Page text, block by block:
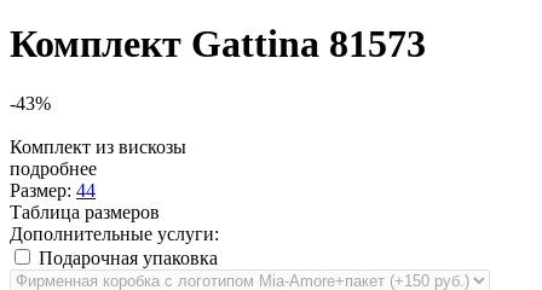
Комплект Gattina 81573
-43%
Комплект из вискозы
подробнее
Размер: 44
Таблица размеров
Дополнительные услуги:
Подарочная упаковка